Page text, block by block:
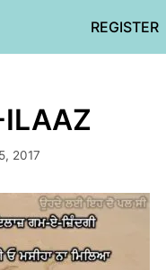
REGISTER
2017